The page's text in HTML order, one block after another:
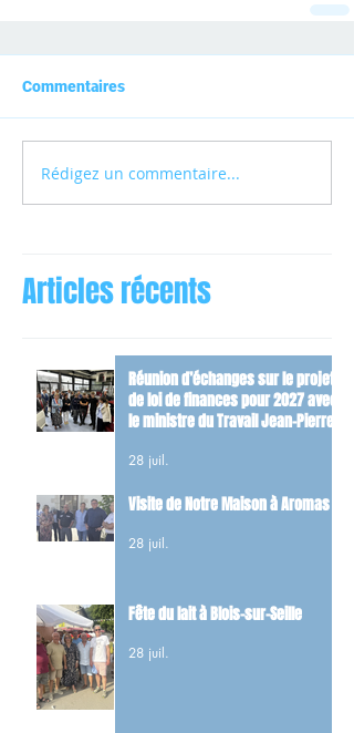
Commentaires
Rédigez un commentaire...
Articles récents
Réunion d’échanges sur le projet
de loi de finances pour 2027 avec
le ministre du Travail Jean-Pierre
28 juil.
Visite de Notre Maison à Aromas
28 juil.
Fête du lait à Blois-sur-Seille
28 juil.